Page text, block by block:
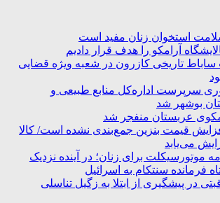
استخوان زنان مفید است
آرامکو را هدف قرار دادیم
ساباط تاریخی کازرون در شعبه ویژه قضایی
سرپرست اداره‌کل منابع طبیعی و
بوشهر شد
عربستان منفجر شد
قیمت بنزین جمع‌بندی نشده است/ کالا
می‌یابد
موتورسیکلت برای زنان؛ در آینده نزدیک
فرمانده سنتکام به اسرائیل
در پیشگیری از ابتلا به زگیل تناسلی